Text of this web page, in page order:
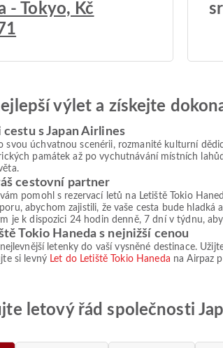
- Tokyo, Kč
výlet a získejte
cestu s Japan Airlines
svou úchvatnou scenérii, rozmanité kulturní
památek až po vychutnávání místních
cestovní partner
pomohl s rezervací letů na Letiště Tokio
abychom zajistili, že vaše cesta bude
je k dispozici 24 hodin denně, 7 dní v týdnu,
Tokio Haneda s nejnižší cenou
letenky do vaší vysněné destinace.
si levný Let do Letiště Tokio Haneda na Airpaz
letový řád společnosti